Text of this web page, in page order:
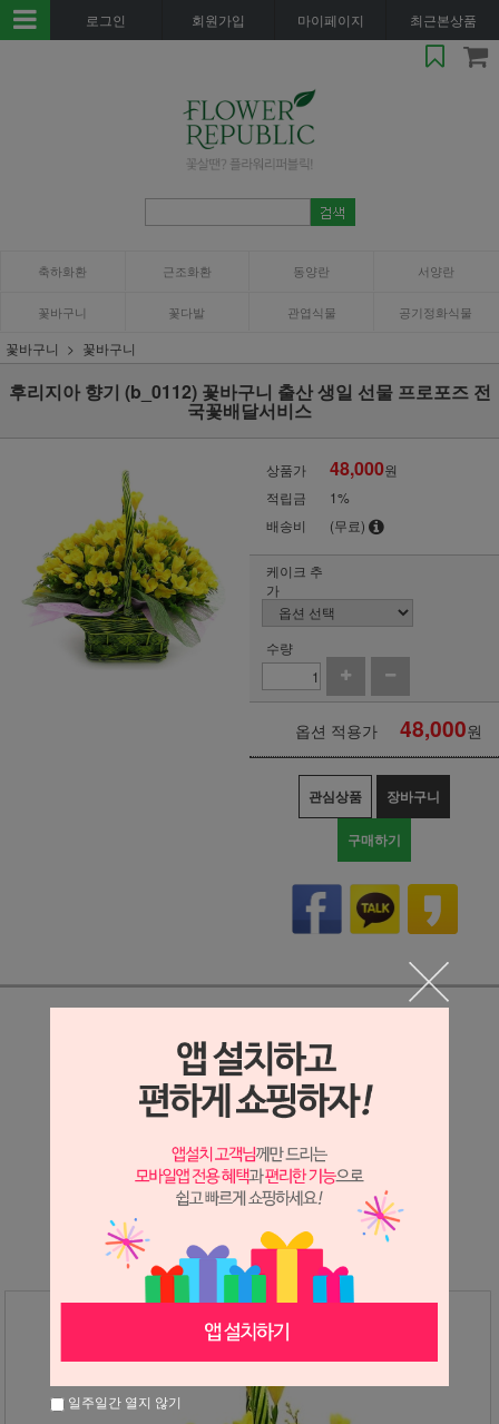
로그인 회원가입 마이페이지 최근본상품
축하화환 근조화환 동양란 서양란
꽃바구니 꽃다발 관엽식물 공기정화식물
꽃바구니 꽃바구니
후리지아 향기 (b_0112) 꽃바구니 출산 생일 선물 프로포즈 전
국꽃배달서비스
상품가 48,000원
적립금
1%
배송비
(무료)
케이크 추
가
수량
옵션 적용가 48,000원
관심상품 장바구니
구매하기
상세정보 새창 열기
상세 정보를 확대해 보실 수 있습니다.
※ 필독해주세요 ※
후리지아는
에만 진행가능한 상품입니다.
그 외 시즌에는 다른상품으로 대체 안내드리고 있으니
참고하시어 구매해주시면 감사하겠습니다
일주일간 열지 않기